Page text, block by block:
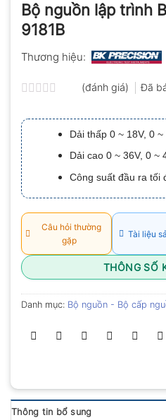
Bộ nguồn lập trình
9181B
Thương hiệu:
xếp
hạng
0.0
5
sao
(đánh giá) Đã
Dải thấp 0 ~ 18V, 0 ~
Dải cao 0 ~ 36V, 0 ~
Công suất đầu ra tối
Câu hỏi thường
gặp
Tài liệu
THÔNG SỐ
Danh mục: Bộ nguồn - Bộ cấp
Thông tin bổ sung